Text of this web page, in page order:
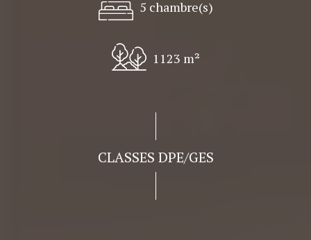
5 chambre(s)
1123 m²
CLASSES DPE/GES